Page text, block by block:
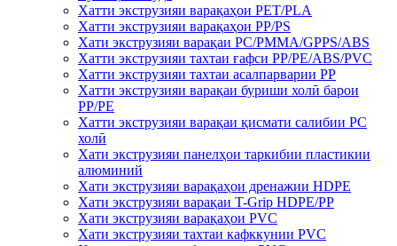
Хатти экструзияи варақаҳои PET/PLA
Хатти экструзияи варақаҳои PP/PS
Хати экструзияи варақаи PC/PMMA/GPPS/ABS
Хатти экструзияи тахтаи ғафси PP/PE/ABS/PVC
Хатти экструзияи тахтаи асалпарварии PP
Хатти экструзияи варақаи буриши холӣ барои
PP/PE
Хатти экструзияи варақаи қисмати салибии PC
холӣ
Хати экструзияи панелҳои таркибии пластикии
алюминий
Хати экструзияи варақаҳои дренажии HDPE
Хати экструзияи варақаи T-Grip HDPE/PP
Хати экструзияи варақаҳои PVC
Хати экструзияи тахтаи кафккунии PVC